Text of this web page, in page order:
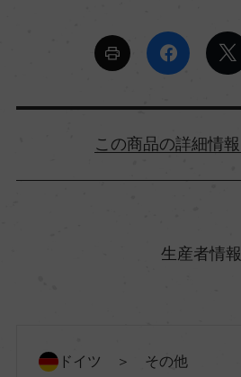
詳細情報
生産者情報
ドイツ ＞ その他